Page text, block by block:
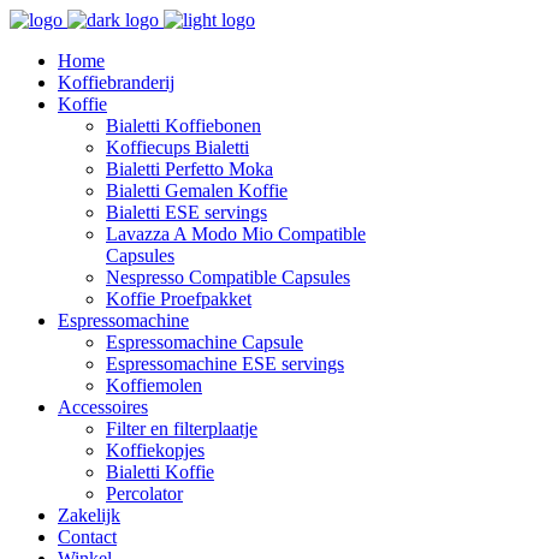
Home
Koffiebranderij
Koffie
Bialetti Koffiebonen
Koffiecups Bialetti
Bialetti Perfetto Moka
Bialetti Gemalen Koffie
Bialetti ESE servings
Lavazza A Modo Mio Compatible
Capsules
Nespresso Compatible Capsules
Koffie Proefpakket
Espressomachine
Espressomachine Capsule
Espressomachine ESE servings
Koffiemolen
Accessoires
Filter en filterplaatje
Koffiekopjes
Bialetti Koffie
Percolator
Zakelijk
Contact